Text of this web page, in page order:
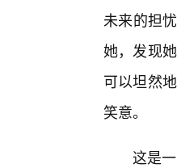
未来的担
她，发现
可以坦然
笑意。
这是